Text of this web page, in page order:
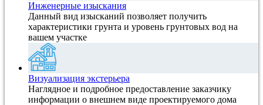
Инженерные изыскания
Данный вид изысканий позволяет получить
характеристики грунта и уровень грунтовых вод на
вашем участке
Визуализация экстерьера
Наглядное и подробное предоставление заказчику
информации о внешнем виде проектируемого дома